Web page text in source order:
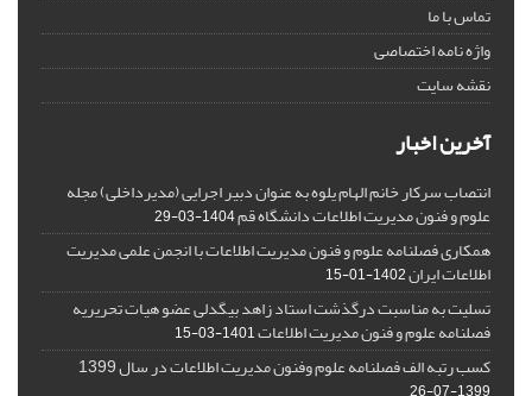
تماس با ما
واژه نامه اختصاصی
نقشه سایت
آخرین اخبار
انتصاب سرکار خانم الهام یلوه به عنوان دبیر اجرایی (مدیرداخلی) مجله
علوم و فنون مدیریت اطلاعات دانشگاه قم1404-03-29
همکاری فصلنامه علوم و فنون مدیریت اطلاعات با انجمن علمی مدیریت
اطلاعات ایران1402-01-15
تسلیت به مناسبت درگذشت استاد زاهد بیگدلی عضو هیات تحریریه
فصلنامه علوم و فنون مدیریت اطلاعات1401-03-15
کسب رتبه الف فصلنامه علوم وفنون مدیریت اطلاعات در سال 1399